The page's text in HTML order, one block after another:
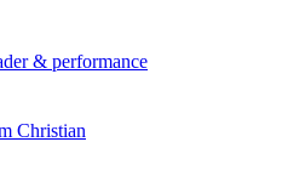
& performance
Christian